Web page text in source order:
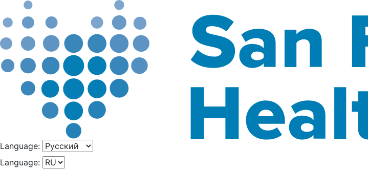
Language:
Language: